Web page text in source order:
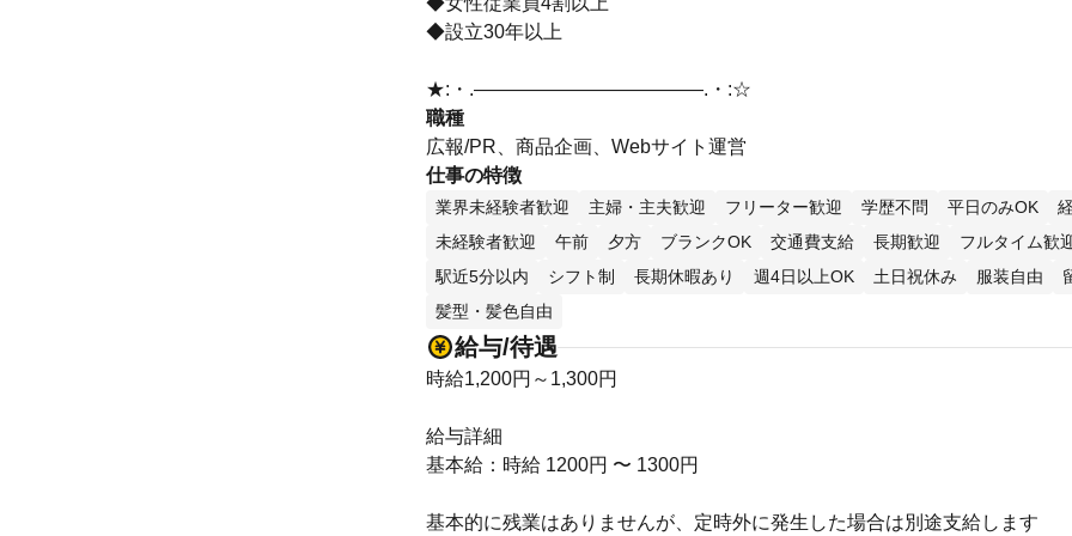
◆設立30年以上
★:・.――――――――――――.・:☆
職種
広報/PR、商品企画、Webサイト運営
仕事の特徴
業界未経験者歓迎 主婦・主夫歓迎 フリーター歓迎 学歴不問 平日のみOK
未経験者歓迎
午前 夕方 ブランクOK 交通費支給 長期歓迎
フルタイム歓
駅近5分以内
シフト制 長期休暇あり 週4日以上OK 土日祝休み 服装自由
髪型・髪色自由
給与/待遇
時給1,200円～1,300円
給与詳細
基本給：時給 1200円 〜 1300円
基本的に残業はありませんが、定時外に発生した場合は別途支給します